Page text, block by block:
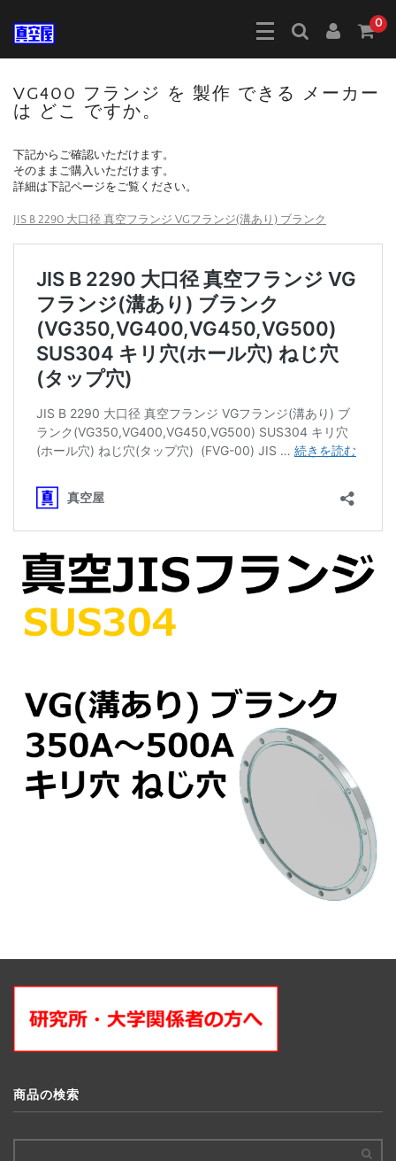
0
VG400 フランジ を 製作 できる メーカー
は どこ ですか。
下記からご確認いただけます。
そのままご購入いただけます。
詳細は下記ページをご覧ください。
JIS B 2290 大口径 真空フランジ VGフランジ(溝あり) ブランク
商品の検索